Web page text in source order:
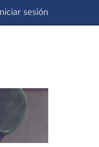
sesión